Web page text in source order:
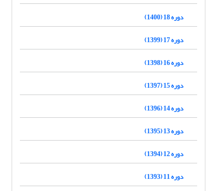
دوره 18 (1400)
دوره 17 (1399)
دوره 16 (1398)
دوره 15 (1397)
دوره 14 (1396)
دوره 13 (1395)
دوره 12 (1394)
دوره 11 (1393)